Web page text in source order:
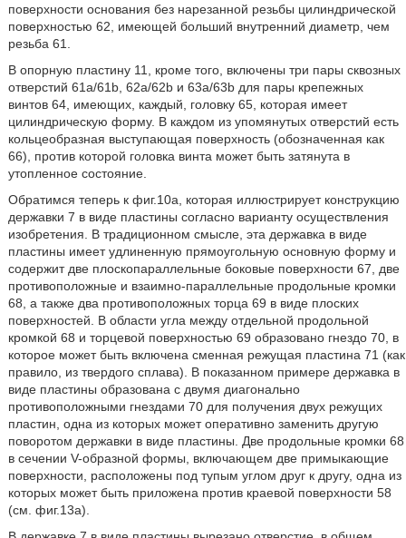
поверхности основания без нарезанной резьбы цилиндрической
поверхностью 62, имеющей больший внутренний диаметр, чем
резьба 61.
В опорную пластину 11, кроме того, включены три пары сквозных
отверстий 61a/61b, 62a/62b и 63a/63b для пары крепежных
винтов 64, имеющих, каждый, головку 65, которая имеет
цилиндрическую форму. В каждом из упомянутых отверстий есть
кольцеобразная выступающая поверхность (обозначенная как
66), против которой головка винта может быть затянута в
утопленное состояние.
Обратимся теперь к фиг.10a, которая иллюстрирует конструкцию
державки 7 в виде пластины согласно варианту осуществления
изобретения. В традиционном смысле, эта державка в виде
пластины имеет удлиненную прямоугольную основную форму и
содержит две плоскопараллельные боковые поверхности 67, две
противоположные и взаимно-параллельные продольные кромки
68, а также два противоположных торца 69 в виде плоских
поверхностей. В области угла между отдельной продольной
кромкой 68 и торцевой поверхностью 69 образовано гнездо 70, в
которое может быть включена сменная режущая пластина 71 (как
правило, из твердого сплава). В показанном примере державка в
виде пластины образована с двумя диагонально
противоположными гнездами 70 для получения двух режущих
пластин, одна из которых может оперативно заменить другую
поворотом державки в виде пластины. Две продольные кромки 68
в сечении V-образной формы, включающем две примыкающие
поверхности, расположены под тупым углом друг к другу, одна из
которых может быть приложена против краевой поверхности 58
(см. фиг.13а).